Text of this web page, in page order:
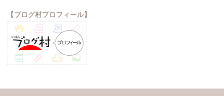
【ブログ村プロフィール】